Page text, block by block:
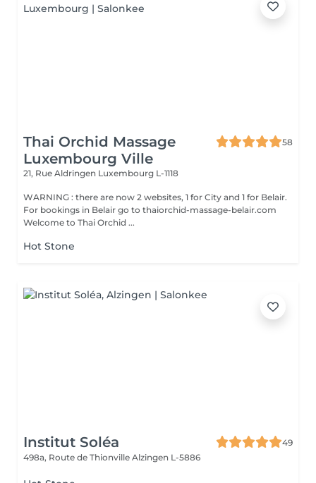
Thai Orchid Massage
Luxembourg Ville
58
21, Rue Aldringen Luxembourg L-1118
WARNING : there are now 2 websites, 1 for City and 1 for Belair.
For bookings in Belair go to thaiorchid-massage-belair.com
Welcome to Thai Orchid ...
Hot Stone
Institut Soléa
49
498a, Route de Thionville Alzingen L-5886